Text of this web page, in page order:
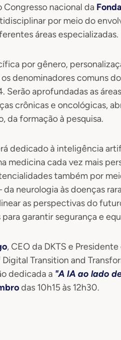
Congresso nacional da
por meio do
áreas especializadas.
por gênero,
denominadores comuns
Serão aprofundadas as
crônicas e oncológicas,
da formação à pesquisa.
dedicado à inteligência
medicina cada vez mais
também por
da neurologia às doenças
as perspectivas do
garantir segurança e
, CEO da DKTS e
Transition and
dedicada a "A IA ao lado
das 10h15 às 12h30.